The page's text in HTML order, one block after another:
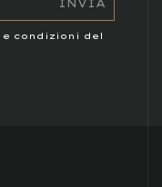
condizioni del